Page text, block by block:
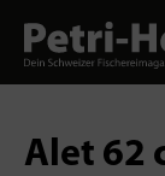
Alet 62